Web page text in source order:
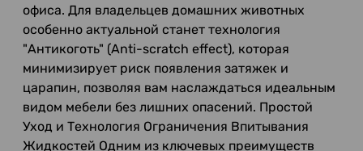
офиса. Для владельцев домашних животных
особенно актуальной станет технология
"Антикоготь" (Anti-scratch effect), которая
минимизирует риск появления затяжек и
царапин, позволяя вам наслаждаться идеальным
видом мебели без лишних опасений. Простой
Уход и Технология Ограничения Впитывания
Жидкостей Одним из ключевых преимуществ